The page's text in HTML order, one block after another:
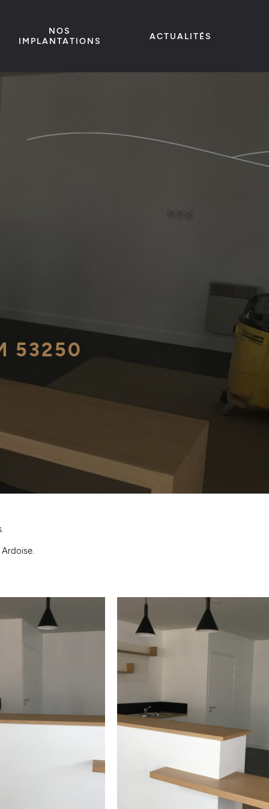
NOS
IMPLANTATIONS
ACTUALITÉS
53250